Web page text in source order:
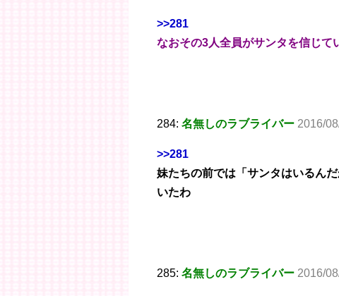
>>281
なおその3人全員がサンタを信じて
284: 名無しのラブライバー 2016/
>>281
妹たちの前では「サンタはいるん
いたわ
285: 名無しのラブライバー 2016/